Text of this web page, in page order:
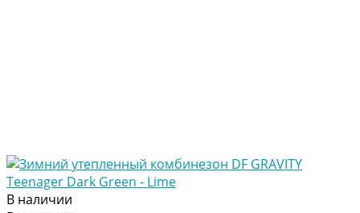
В наличии